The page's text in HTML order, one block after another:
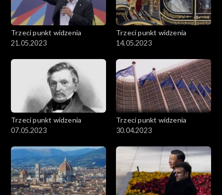
Trzeci punkt widzenia
21.05.2023
Trzeci punkt widzenia
14.05.2023
Trzeci punkt widzenia
07.05.2023
Trzeci punkt widzenia
30.04.2023